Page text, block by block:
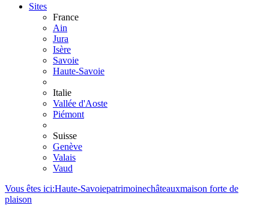
Sites
France
Ain
Jura
Isère
Savoie
Haute-Savoie
Italie
Vallée d'Aoste
Piémont
Suisse
Genève
Valais
Vaud
Vous êtes ici:Haute-Savoiepatrimoinechâteauxmaison forte de
plaison